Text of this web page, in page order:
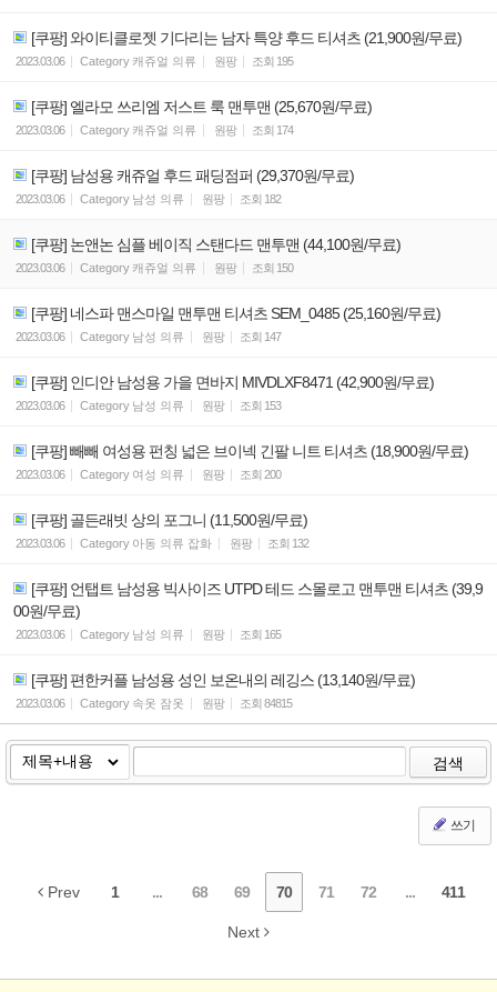
[쿠팡] 와이티클로젯 기다리는 남자 특양 후드 티셔츠 (21,900원/무료)
2023.03.06 Category 캐쥬얼 의류 원팡 조회 195
[쿠팡] 엘라모 쓰리엠 저스트 룩 맨투맨 (25,670원/무료)
2023.03.06 Category 캐쥬얼 의류 원팡 조회 174
[쿠팡] 남성용 캐쥬얼 후드 패딩점퍼 (29,370원/무료)
2023.03.06 Category 남성 의류 원팡 조회 182
[쿠팡] 논앤논 심플 베이직 스탠다드 맨투맨 (44,100원/무료)
2023.03.06 Category 캐쥬얼 의류 원팡 조회 150
[쿠팡] 네스파 맨스마일 맨투맨 티셔츠 SEM_0485 (25,160원/무료)
2023.03.06 Category 남성 의류 원팡 조회 147
[쿠팡] 인디안 남성용 가을 면바지 MIVDLXF8471 (42,900원/무료)
2023.03.06 Category 남성 의류 원팡 조회 153
[쿠팡] 빼빼 여성용 펀칭 넓은 브이넥 긴팔 니트 티셔츠 (18,900원/무료)
2023.03.06 Category 여성 의류 원팡 조회 200
[쿠팡] 골든래빗 상의 포그니 (11,500원/무료)
2023.03.06 Category 아동 의류 잡화 원팡 조회 132
[쿠팡] 언탭트 남성용 빅사이즈 UTPD 테드 스몰로고 맨투맨 티셔츠 (39,9
00원/무료)
2023.03.06 Category 남성 의류 원팡 조회 165
[쿠팡] 편한커플 남성용 성인 보온내의 레깅스 (13,140원/무료)
2023.03.06 Category 속옷 잠옷 원팡 조회 84815
검색
쓰기
Prev 1 ... 68 69 70 71 72 ... 411
Next